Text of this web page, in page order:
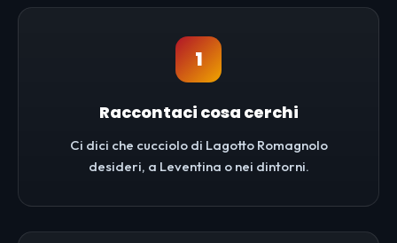
1
Raccontaci cosa cerchi
Ci dici che cucciolo di Lagotto Romagnolo
desideri, a Leventina o nei dintorni.